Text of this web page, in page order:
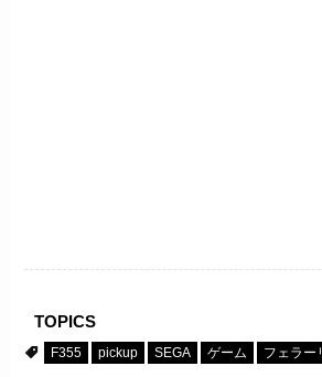
TOPICS
F355 pickup SEGA ゲーム フェラー